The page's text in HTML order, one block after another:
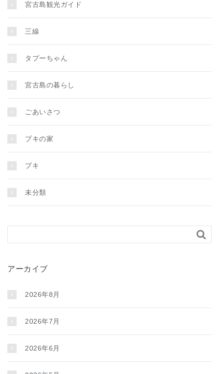
宮古島観光ガイド
三線
タプーちゃん
宮古島の暮らし
ごあいさつ
プキの家
プキ
未分類

アーカイブ
2026年8月
2026年7月
2026年6月